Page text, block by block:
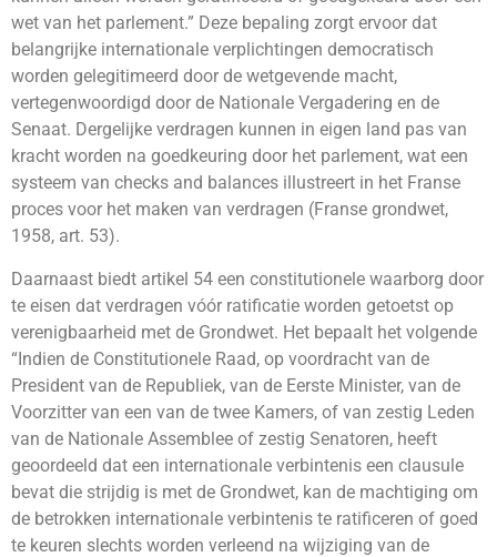
wet van het parlement.” Deze bepaling zorgt ervoor dat
belangrijke internationale verplichtingen democratisch
worden gelegitimeerd door de wetgevende macht,
vertegenwoordigd door de Nationale Vergadering en de
Senaat. Dergelijke verdragen kunnen in eigen land pas van
kracht worden na goedkeuring door het parlement, wat een
systeem van checks and balances illustreert in het Franse
proces voor het maken van verdragen (Franse grondwet,
1958, art. 53).
Daarnaast biedt artikel 54 een constitutionele waarborg door
te eisen dat verdragen vóór ratificatie worden getoetst op
verenigbaarheid met de Grondwet. Het bepaalt het volgende
“Indien de Constitutionele Raad, op voordracht van de
President van de Republiek, van de Eerste Minister, van de
Voorzitter van een van de twee Kamers, of van zestig Leden
van de Nationale Assemblee of zestig Senatoren, heeft
geoordeeld dat een internationale verbintenis een clausule
bevat die strijdig is met de Grondwet, kan de machtiging om
de betrokken internationale verbintenis te ratificeren of goed
te keuren slechts worden verleend na wijziging van de